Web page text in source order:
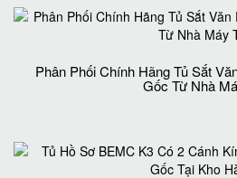
Phân Phối Chính Hãng Tủ Sắt
Gốc Từ Nhà